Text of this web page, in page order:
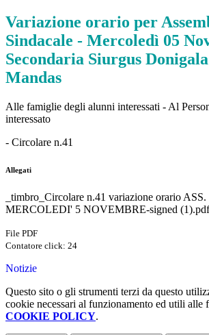
Variazione orario per
Sindacale - Mercoledì 05
Secondaria Siurgus
Mandas
Alle famiglie degli alunni interessati - Al
interessato
- Circolare n.41
Allegati
_timbro_Circolare n.41 variazione orario
MERCOLEDI' 5 NOVEMBRE-signed (1).pdf
File PDF
Contatore click: 24
Notizie
Questo sito o gli strumenti terzi da questo
cookie necessari al funzionamento ed utili alle
COOKIE POLICY.